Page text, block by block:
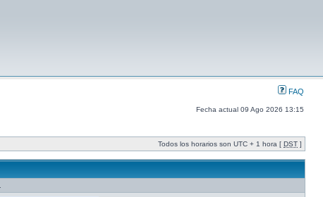
FAQ
Fecha actual 09 Ago 2026 13:15
Todos los horarios son UTC + 1 hora [ DST ]